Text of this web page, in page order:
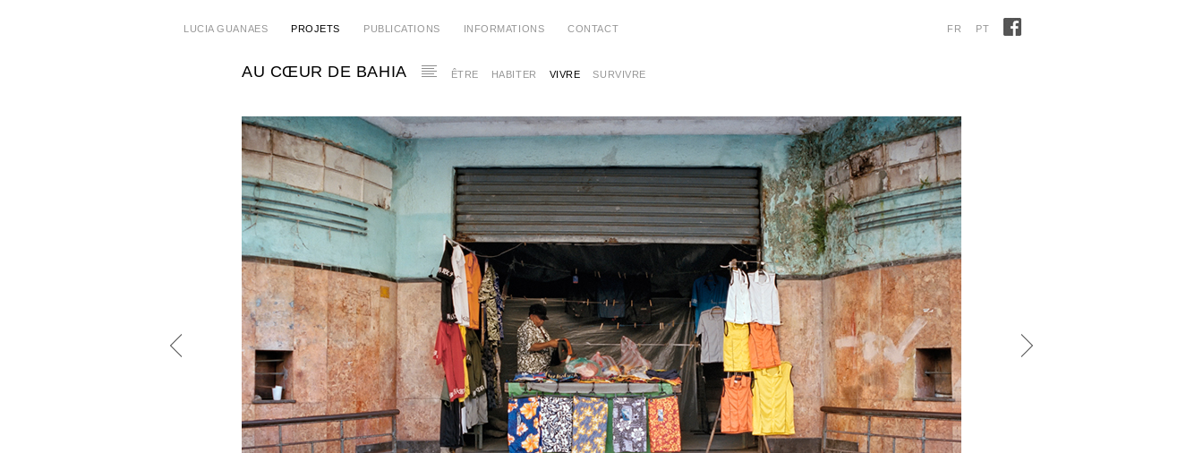
LUCIA GUANAES PROJETS PUBLICATIONS INFORMATIONS CONTACT FR PT
AU CŒUR DE BAHIA ÊTRE HABITER VIVRE SURVIVRE